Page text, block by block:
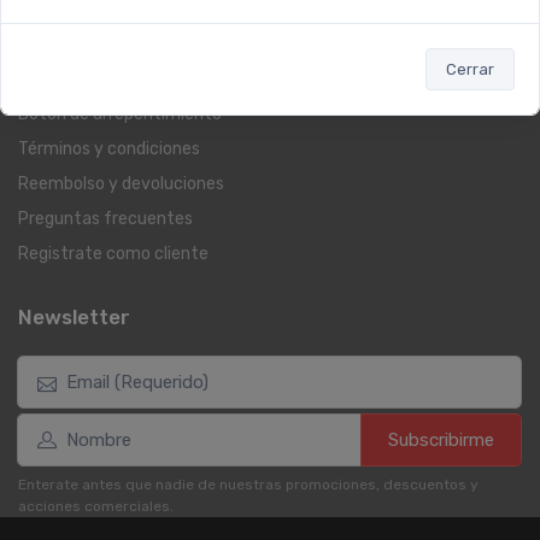
Cerrar
Botón de arrepentimiento
Términos y condiciones
Reembolso y devoluciones
Preguntas frecuentes
Registrate como cliente
Newsletter
Subscribirme
Enterate antes que nadie de nuestras promociones, descuentos y
acciones comerciales.